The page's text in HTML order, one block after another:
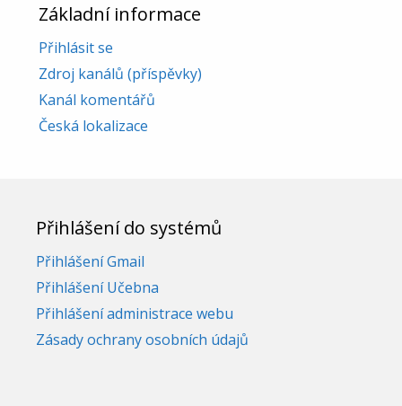
Základní informace
Přihlásit se
Zdroj kanálů (příspěvky)
Kanál komentářů
Česká lokalizace
Přihlášení do systémů
Přihlášení Gmail
Přihlášení Učebna
Přihlášení administrace webu
Zásady ochrany osobních údajů